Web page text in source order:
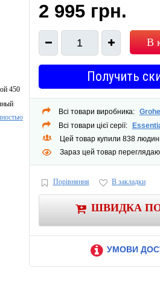
450
2 995 грн.
1 В
Получить
Всі товари виробника: Grohe
Всі товари цієї серії:
Цей товар купили 838
Зараз цей товар
Порівняння В закладки
ШВИДКА
УМОВИ